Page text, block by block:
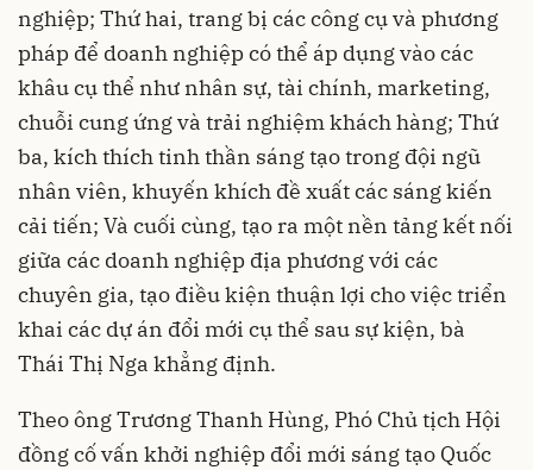
nghiệp; Thứ hai, trang bị các công cụ và phương
pháp để doanh nghiệp có thể áp dụng vào các
khâu cụ thể như nhân sự, tài chính, marketing,
chuỗi cung ứng và trải nghiệm khách hàng; Thứ
ba, kích thích tinh thần sáng tạo trong đội ngũ
nhân viên, khuyến khích đề xuất các sáng kiến
cải tiến; Và cuối cùng, tạo ra một nền tảng kết nối
giữa các doanh nghiệp địa phương với các
chuyên gia, tạo điều kiện thuận lợi cho việc triển
khai các dự án đổi mới cụ thể sau sự kiện, bà
Thái Thị Nga khẳng định.
Theo ông Trương Thanh Hùng, Phó Chủ tịch Hội
đồng cố vấn khởi nghiệp đổi mới sáng tạo Quốc